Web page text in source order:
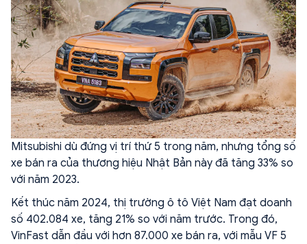
Mitsubishi dù đứng vị trí thứ 5 trong năm, nhưng tổng số
xe bán ra của thương hiệu Nhật Bản này đã tăng 33% so
với năm 2023.
Kết thúc năm 2024, thị trường ô tô Việt Nam đạt doanh
số 402.084 xe, tăng 21% so với năm trước. Trong đó,
VinFast dẫn đầu với hơn 87.000 xe bán ra, với mẫu VF 5